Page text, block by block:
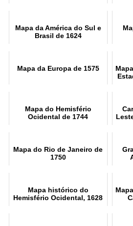
Mapa da América do Sul e
Brasil de 1624
Mapa da Europa de 1575
Mapa do Hemisfério
Ocidental de 1744
e
Mapa do Rio de Janeiro de
1750
Mapa histórico do
Hemisfério Ocidental, 1628